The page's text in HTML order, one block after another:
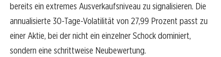
bereits ein extremes Ausverkaufsniveau zu signalisieren. Die
annualisierte 30-Tage-Volatilität von 27,99 Prozent passt zu
einer Aktie, bei der nicht ein einzelner Schock dominiert,
sondern eine schrittweise Neubewertung.